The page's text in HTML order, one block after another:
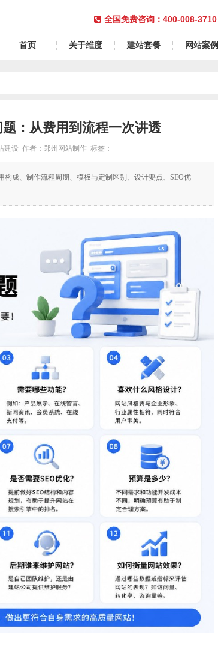
全国免费咨询： 400-008-3710
首页 关于维度 建站套餐 网站案例
：从费用到流程一次讲透
设 作者：郑州网站制作 标签：
成、制作流程周期、模板与定制区别、设计要点、SEO优